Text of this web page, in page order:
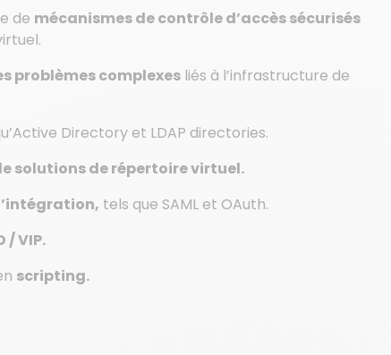
de mécanismes de contrôle d’accès sécurisés
problèmes complexes liés à l’infrastructure de
Directory et LDAP directories.
solutions de répertoire virtuel.
tels que SAML et OAuth.
/ VIP.
scripting.